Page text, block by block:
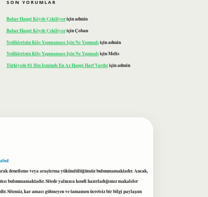
SON YORUMLAR
Bahar Hangi Köyde Çekiliyoriçinadmin
Bahar Hangi Köyde ÇekiliyoriçinÇoban
Yediklerinin Kilo Yapmaması Için Ne Yapmalı içinadmin
Yediklerinin Kilo Yapmaması Için Ne YapmalıiçinMelis
Türkiyede 81 Ilin Isminde En Az Hangi Harf Vardıriçinadmin
denetleme veya araştırma yükümlülüğümüz bulunmamaktadır. Ancak,
Sitede yalnızca kendi hazırladığımız makaleler
Sitemiz, kar amacı gütmeyen ve tamamen ücretsiz bir bilgi paylaşım